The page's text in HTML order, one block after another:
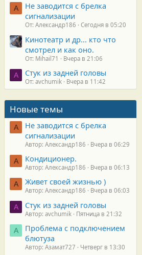
А
Не заводится с брелка
сигнализации
От: Александр186 Сегодня в 05:20
Кинотеатр и др... кто что
смотрел и как оно.
От: Mihail71 Вчера в 21:06
A Стук из задней головы
От: avchumik Вчера в 11:42
Новые темы
А
Не заводится с брелка
сигнализации
Автор: Александр186 Вчера в 06:29
А Кондиционер.
Автор: Александр186 Вчера в 06:13
А Живет своей жизнью )
Автор: Александр186 Вчера в 06:03
A Стук из задней головы
Автор: avchumik Пятница в 21:32
А
Проблема с подключением
блютуза
Автор: Азамат727 Четверг в 13:30